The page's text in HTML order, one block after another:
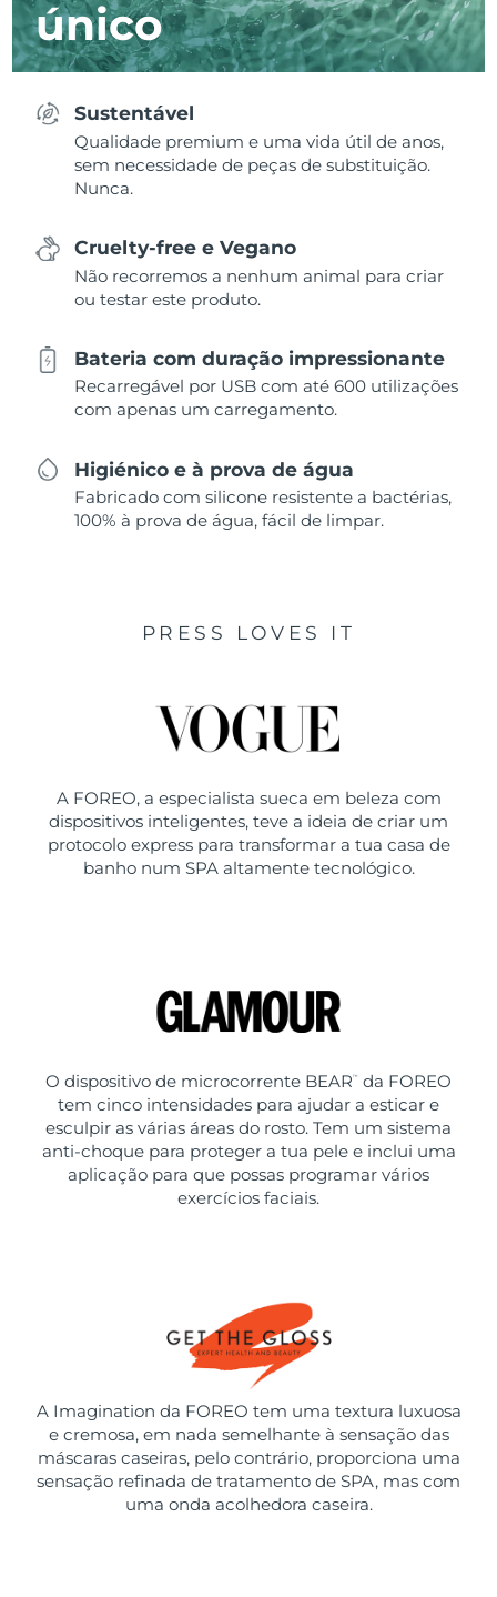
único
Sustentável
Qualidade premium e uma vida útil de anos,
sem necessidade de peças de substituição.
Nunca.
Cruelty-free e Vegano
Não recorremos a nenhum animal para criar
ou testar este produto.
Bateria com duração impressionante
Recarregável por USB com até 600 utilizações
com apenas um carregamento.
Higiénico e à prova de água
Fabricado com silicone resistente a bactérias,
100% à prova de água, fácil de limpar.
PRESS LOVES IT
A FOREO, a especialista sueca em beleza com
dispositivos inteligentes, teve a ideia de criar um
protocolo express para transformar a tua casa de
banho num SPA altamente tecnológico.
O dispositivo de microcorrente BEAR ™
da FOREO
tem cinco intensidades para ajudar a esticar e
esculpir as várias áreas do rosto. Tem um sistema
anti-choque para proteger a tua pele e inclui uma
aplicação para que possas programar vários
exercícios faciais.
A Imagination da FOREO tem uma textura luxuosa
e cremosa, em nada semelhante à sensação das
máscaras caseiras, pelo contrário, proporciona uma
sensação refinada de tratamento de SPA, mas com
uma onda acolhedora caseira.